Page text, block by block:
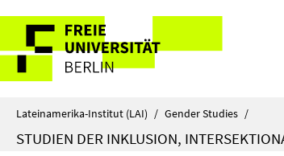
direkt
zu
Inhalt
Service-
Navigation
Lateinamerika-Institut (LAI) / Gender Studies /
STUDIEN DER INKLUSION,